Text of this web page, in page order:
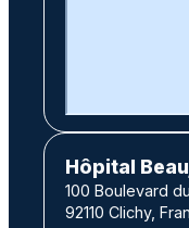
Hôpital
100 Boulevard
92110 Clichy,